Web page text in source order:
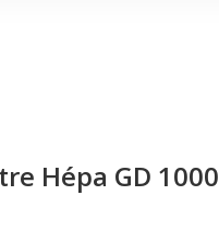
Hépa GD 1000